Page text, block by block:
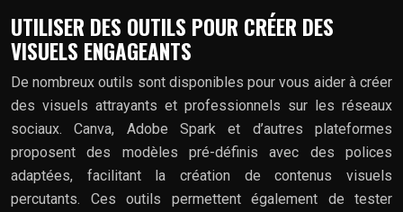
UTILISER DES OUTILS POUR CRÉER DES
VISUELS ENGAGEANTS
De nombreux outils sont disponibles pour vous aider à créer
des visuels attrayants et professionnels sur les réseaux
sociaux. Canva, Adobe Spark et d’autres plateformes
proposent des modèles pré-définis avec des polices
adaptées, facilitant la création de contenus visuels
percutants. Ces outils permettent également de tester